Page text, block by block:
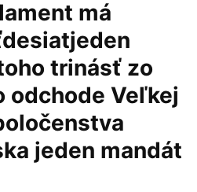
má
trinásť zo
odchode Veľkej
jeden mandát